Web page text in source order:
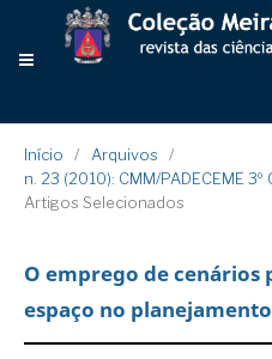
Início / Arquivos
/
n. 23 (2010): CMM/PADECEME
Artigos Selecionados
O emprego de cenários
espaço no